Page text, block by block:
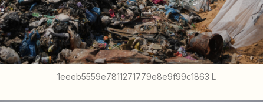
1eeeb5559e7811271779e8e9f99c1863 L